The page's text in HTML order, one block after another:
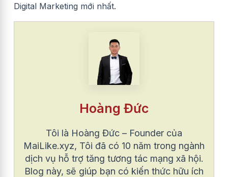
Digital Marketing mới nhất.
Hoàng Đức
Tôi là Hoàng Đức – Founder của
MaiLike.xyz, Tôi đã có 10 năm trong ngành
dịch vụ hỗ trợ tăng tương tác mạng xã hội.
Blog này, sẽ giúp bạn có kiến thức hữu ích